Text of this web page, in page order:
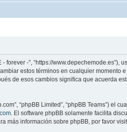
forever -”, “https://
estos términos en cualquier momento
de esos cambios significa que acuerda
“phpBB Limited”, “phpBB Teams”) el
. El software phpBB solamente facilita
más información sobre phpBB, por favor